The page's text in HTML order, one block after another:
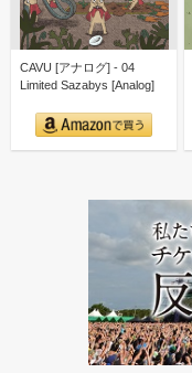
CAVU [アナログ] - 04
Limited Sazabys [Analog]